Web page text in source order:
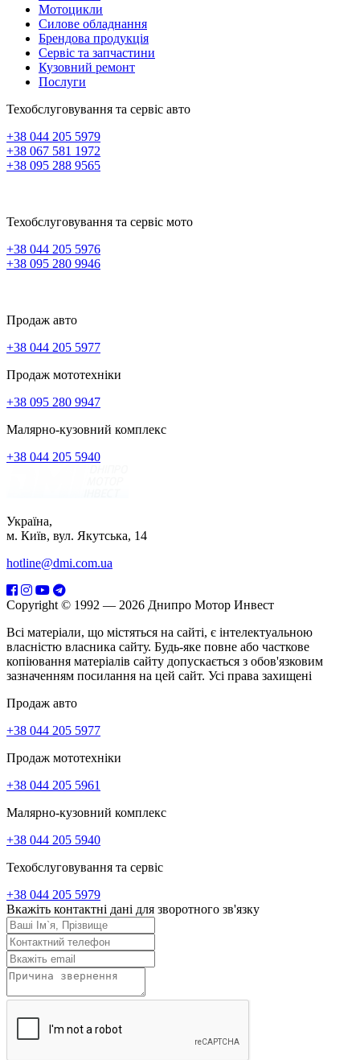
Мотоцикли
Силове обладнання
Брендова продукція
Сервіс та запчастини
Кузовний ремонт
Послуги
Техобслуговування та сервіс авто
+38 044 205 5979
+38 067 581 1972
+38 095 288 9565
Техобслуговування та сервіс мото
+38 044 205 5976
+38 095 280 9946
Продаж авто
+38 044 205 5977
Продаж мототехніки
+38 095 280 9947
Малярно-кузовний комплекс
+38 044 205 5940
Україна,
м. Київ, вул. Якутська, 14
hotline@dmi.com.ua
Copyright © 1992 — 2026 Днипро Мотор Инвест
Всі матеріали, що містяться на сайті, є інтелектуальною
власністю власника сайту. Будь-яке повне або часткове
копіювання матеріалів сайту допускається з обов'язковим
зазначенням посилання на цей сайт. Усі права захищені
Продаж авто
+38 044 205 5977
Продаж мототехніки
+38 044 205 5961
Малярно-кузовний комплекс
+38 044 205 5940
Техобслуговування та сервіс
+38 044 205 5979
Вкажіть контактні дані для зворотного зв'язку